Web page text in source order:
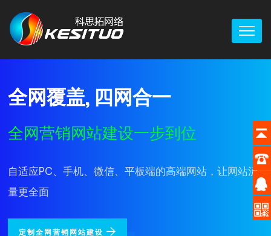
全网覆盖, 四网合一
全网营销网站建设一步到位
自适应PC、手机、微信、平板端的高端网站，让网站流
量更全面
定制全网营销网站建设